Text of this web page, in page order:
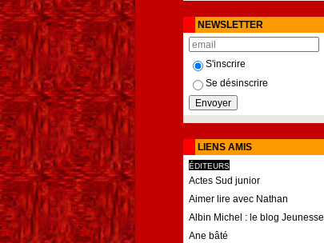
NEWSLETTER
S'inscrire
Se désinscrire
LIENS AMIS
ÉDITEURS
Actes Sud junior
Aimer lire avec Nathan
Albin Michel : le blog Jeunesse
Ane bâté